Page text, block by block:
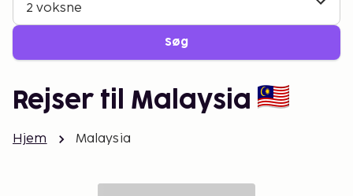
2 voksne
Søg
Rejser til Malaysia
Hjem Malaysia